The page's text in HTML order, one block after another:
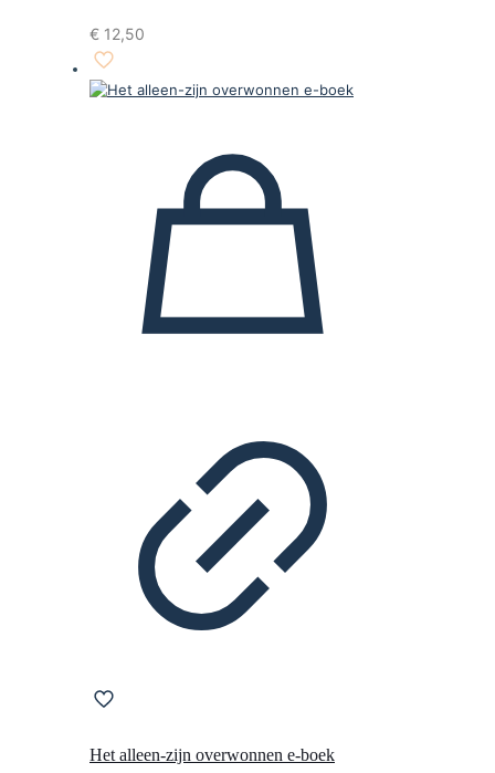
€ 12,50
Het alleen-zijn overwonnen e-boek